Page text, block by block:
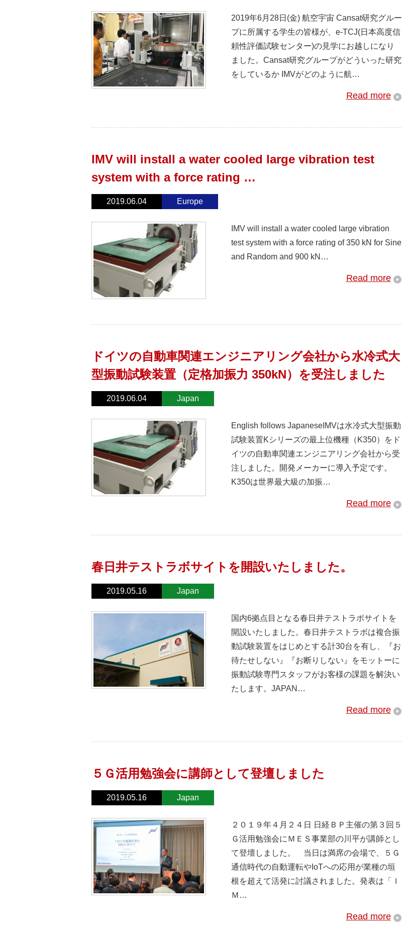
2019年6月28日(金) 航空宇宙 Cansat研究グルー
プに所属する学生の皆様が、e-TCJ(日本高度信
頼性評価試験センター)の見学にお越しになり
ました。Cansat研究グループがどういった研究
をしているか IMVがどのように航…
Read more
IMV will install a water cooled large vibration test
system with a force rating …
2019.06.04 Europe
IMV will install a water cooled large vibration
test system with a force rating of 350 kN for Sine
and Random and 900 kN…
Read more
ドイツの自動車関連エンジニアリング会社から水冷式大
型振動試験装置（定格加振力 350kN）を受注しました
2019.06.04 Japan
English follows JapaneseIMVは水冷式大型振動
試験装置Kシリーズの最上位機種（K350）をド
イツの自動車関連エンジニアリング会社から受
注しました。開発メーカーに導入予定です。
K350は世界最大級の加振…
Read more
春日井テストラボサイトを開設いたしました。
2019.05.16 Japan
国内6拠点目となる春日井テストラボサイトを
開設いたしました。春日井テストラボは複合振
動試験装置をはじめとする計30台を有し、『お
待たせしない』『お断りしない』をモットーに
振動試験専門スタッフがお客様の課題を解決い
たします。JAPAN…
Read more
５Ｇ活用勉強会に講師として登壇しました
2019.05.16 Japan
２０１９年４月２４日 日経ＢＰ主催の第３回５
Ｇ活用勉強会にＭＥＳ事業部の川平が講師とし
て登壇しました。 当日は満席の会場で、５Ｇ
通信時代の自動運転やIoTへの応用が業種の垣
根を超えて活発に討議されました。発表は「Ｉ
Ｍ…
Read more